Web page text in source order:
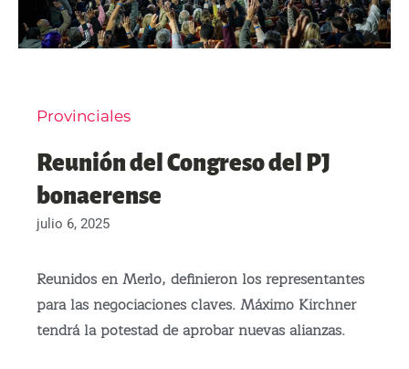
Provinciales
Reunión del Congreso del PJ
bonaerense
julio 6, 2025
Reunidos en Merlo, definieron los representantes
para las negociaciones claves. Máximo Kirchner
tendrá la potestad de aprobar nuevas alianzas.